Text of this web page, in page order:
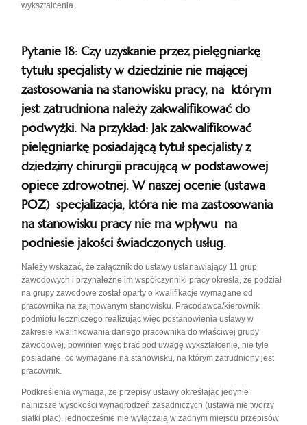
wykształcenia.
Pytanie 18: Czy uzyskanie przez pielęgniarkę
tytułu specjalisty w dziedzinie nie mającej
zastosowania na stanowisku pracy, na którym
jest zatrudniona należy zakwalifikować do
podwyżki. Na przykład: Jak zakwalifikować
pielęgniarkę posiadającą tytuł specjalisty z
dziedziny chirurgii pracującą w podstawowej
opiece zdrowotnej. W naszej ocenie (ustawa
POZ) specjalizacja, która nie ma zastosowania
na stanowisku pracy nie ma wpływu na
podniesie jakości świadczonych usług.
Należy wskazać, że załącznik do ustawy ustanawiający 11 grup
zawodowych i przynależne im współczynniki pracy określa, że podział
na grupy zawodowe został oparty o kwalifikacje wymagane od
pracownika na zajmowanym stanowisku. Pracodawca/kierownik
podmiotu leczniczego realizując więc postanowienia ustawy w
zakresie kwalifikowania danego pracownika do właściwej grupy
zawodowej, powinien więc brać pod uwagę wykształcenie, nie tyle
posiadane, co wymagane na stanowisku, na którym zatrudniony jest
pracownik.
Podkreślenia wymaga, że przepisy ustawy określając jedynie
najniższe wysokości wynagrodzeń zasadniczych (ustawa nie tworzy
siatki płac), jednocześnie nie wyłączają w żadnym miejscu przepisów